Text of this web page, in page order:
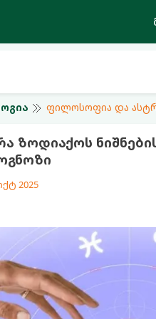
ფილოსოფია და
ზოდიაქოს
2025